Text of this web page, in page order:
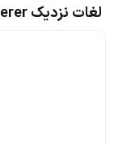
لغات نزدیک woolgatherer